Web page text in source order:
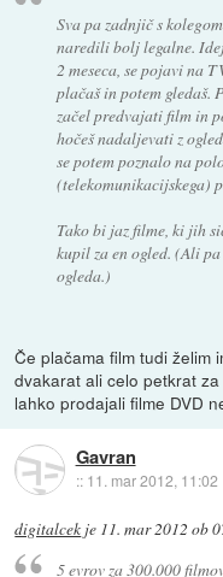
Sva pa zadnjič s
naredili bolj legalne.
2 meseca, se pojavi na
plačaš in potem gledaš.
začel predvajati film in
hočeš nadaljevati z
se potem poznalo na
(telekomunikacijskega)
Tako bi jaz filme, ki jih
kupil za en ogled. (Ali
ogleda.)
Če plačama film tudi želim
dvakarat ali celo petkrat
lahko prodajali filme DVD
Gavran
:: 11. mar 2012, 11:02
digitalcek je 11. mar 2012 ob
5 evrov za 300.000